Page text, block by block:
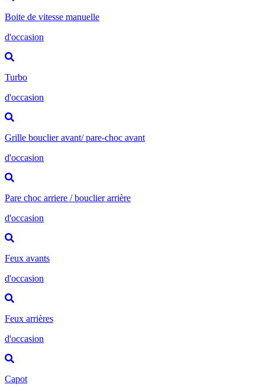
Boite de vitesse manuelle
d'occasion
Turbo
d'occasion
Grille bouclier avant/ pare-choc avant
d'occasion
Pare choc arriere / bouclier arrière
d'occasion
Feux avants
d'occasion
Feux arrières
d'occasion
Capot